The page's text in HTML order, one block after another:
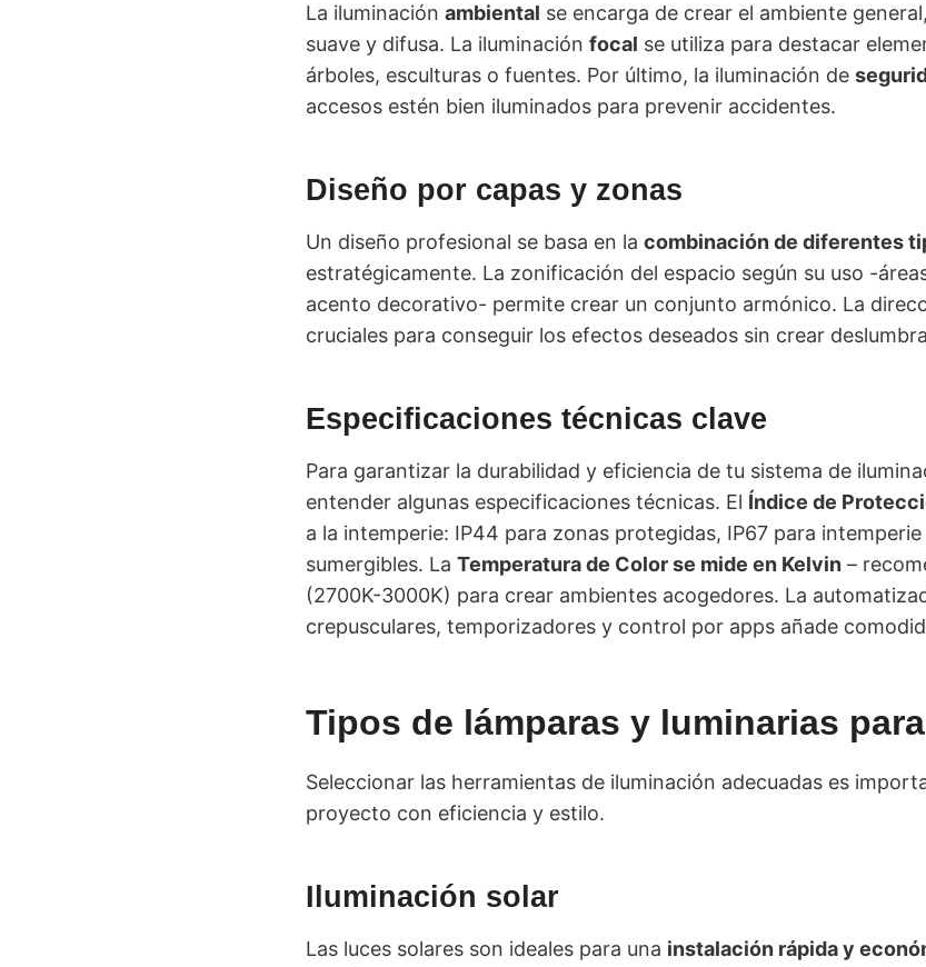
La iluminación ambiental se encarga de crear el ambiente
suave y difusa. La iluminación focal se utiliza para destacar
árboles, esculturas o fuentes. Por último, la iluminación de
accesos estén bien iluminados para prevenir accidentes.
Diseño por capas y zonas
Un diseño profesional se basa en la combinación de diferentes
estratégicamente. La zonificación del espacio según su uso -
acento decorativo- permite crear un conjunto armónico. La
cruciales para conseguir los efectos deseados sin crear
Especificaciones técnicas clave
Para garantizar la durabilidad y eficiencia de tu sistema de
entender algunas especificaciones técnicas. El Índice de
a la intemperie: IP44 para zonas protegidas, IP67 para
sumergibles. La Temperatura de Color se mide en Kelvin –
(2700K-3000K) para crear ambientes acogedores. La
crepusculares, temporizadores y control por apps añade
Tipos de lámparas y luminarias
Seleccionar las herramientas de iluminación adecuadas es
proyecto con eficiencia y estilo.
Iluminación solar
Las luces solares son ideales para una instalación rápida y